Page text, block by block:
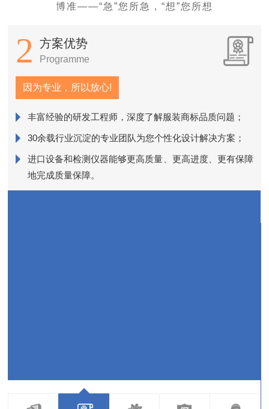
博准——“急”您所急，“想”您所想
2 方案优势
Programme
因为专业，所以放心!
丰富经验的研发工程师，深度了解服装商标品质问题；
30余载行业沉淀的专业团队为您个性化设计解决方案；
进口设备和检测仪器能够更高质量、更高进度、更有保障
地完成质量保障。